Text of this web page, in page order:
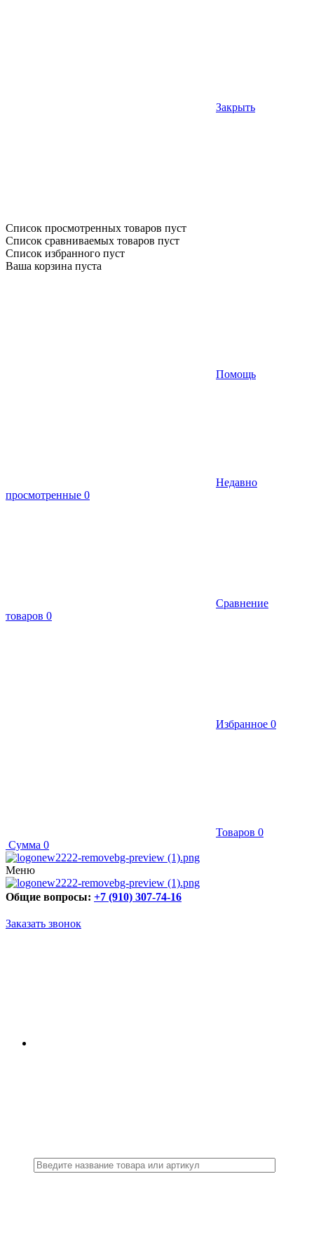
Закрыть
Список просмотренных товаров пуст
Список сравниваемых товаров пуст
Список избранного пуст
Ваша корзина пуста
Помощь
Недавно
просмотренные 0
Сравнение
товаров 0
Избранное 0
Товаров 0
Сумма 0
Меню
Общие вопросы: +7 (910) 307-74-16
Заказать звонок